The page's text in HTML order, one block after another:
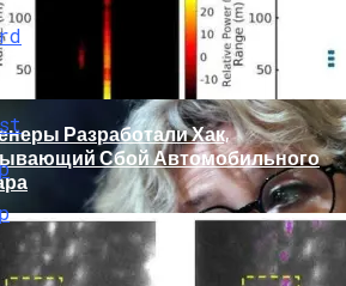
Из Знаменитостей Умер В 2023 Году:
Колесников, Чурикова,
И Другие – От Чего Скончались
Разработали Хак,
Сбой Автомобильного